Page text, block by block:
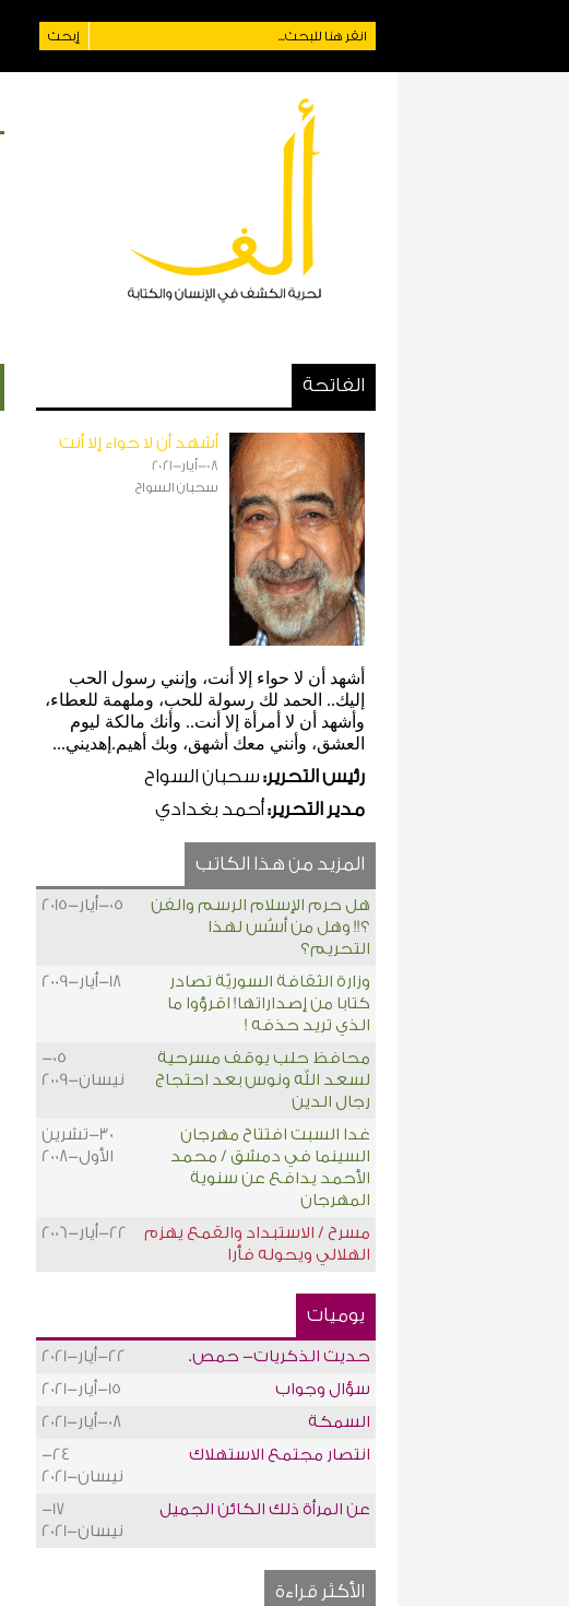
الفاتحة
أشهد أن لا حواء إلا أنت
08-أيار-2021
سحبان السواح
أشهد أن لا حواء إلا أنت، وإنني رسول الحب
إليك.. الحمد لك رسولة للحب، وملهمة للعطاء،
وأشهد أن لا أمرأة إلا أنت.. وأنك مالكة ليوم
العشق، وأنني معك أشهق، وبك أهيم.إهديني...
رئيس التحرير: سحبان السواح
مدير التحرير:أحمد بغدادي
المزيد من هذا الكاتب
هل حرم الإسلام الرسم والفن
؟!! وهل من أسُس لهذا
التحريم؟
05-أيار-2015
وزارة الثقافة السوريّة تصادر
كتابا من إصداراتها! اقرؤوا ما
الذي تريد حذفه !
18-أيار-2009
محافظ حلب يوقف مسرحية
لسعد الله ونوس بعد احتجاج
رجال الدين
05-
نيسان-2009
غدا السبت افتتاح مهرجان
السينما في دمشق / محمد
الأحمد يدافع عن سنوية
المهرجان
30-تشرين
الأول-2008
مسرح / الاستبداد والقمع يهزم
الهلالي ويحوله فأرا
22-أيار-2006
يوميات
حديث الذكريات- حمص.
22-أيار-2021
سؤال وجواب
15-أيار-2021
السمكة
08-أيار-2021
انتصار مجتمع الاستهلاك
24-
نيسان-2021
عن المرأة ذلك الكائن الجميل
17-
نيسان-2021
الأكثر قراءة